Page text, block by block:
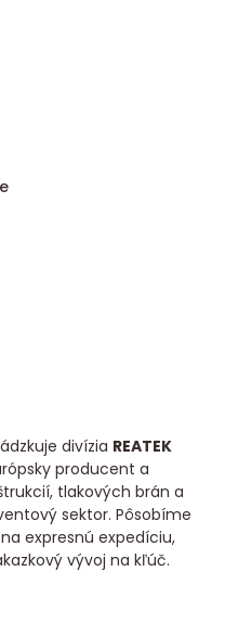
divízia REATEK
producent a
tlakových brán a
sektor. Pôsobíme
expresnú expedíciu,
vývoj na kľúč.